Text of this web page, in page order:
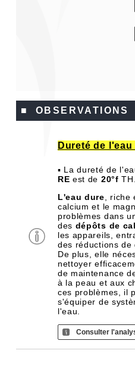
■ OBSERVATIONS
Dureté de l'eau
▪ La dureté de
RE est de 20°f TH.
L'eau dure ,
calcium et le
problèmes dans
des dépôts de
les appareils,
des réductions de
De plus, elle
nettoyer
de maintenance
à la peau et aux
ces problèmes, il
s'équiper de
l'eau.
Consulter